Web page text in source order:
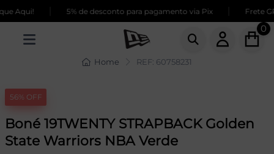
Aqui! 5% de desconto para pagamento via Pix Frete
0
Home REF: 60758231
56% OFF
Boné 19TWENTY STRAPBACK Golden
State Warriors NBA Verde